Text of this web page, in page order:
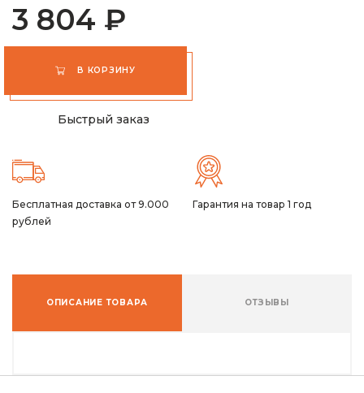
3 804 ₽
В КОРЗИНУ
Быстрый заказ
Бесплатная доставка от 9.000
рублей
Гарантия на товар 1 год
ОПИСАНИЕ ТОВАРА ОТЗЫВЫ